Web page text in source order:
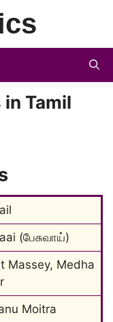
Tamil
(பேசுவாய்)
Massey, Medha
Moitra